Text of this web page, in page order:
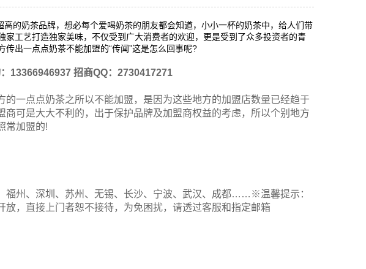
的奶茶品牌，想必每个爱喝奶茶的朋友都会知道，小小一杯的奶茶中，给人们带
工艺打造独家美味，不仅受到广大消费者的欢迎，更是受到了众多投资者的青
出一点点奶茶不能加盟的“传闻”这是怎么回事呢?
13366946937 招商QQ：2730417271
一点点奶茶之所以不能加盟，是因为这些地方的加盟店数量已经趋于
可是大大不利的，出于保护品牌及加盟商权益的考虑，所以个别地方
常加盟的!
福州、深圳、苏州、无锡、长沙、宁波、武汉、成都……※温馨提示：
，直接上门者恕不接待，为免困扰，请透过客服和指定邮箱